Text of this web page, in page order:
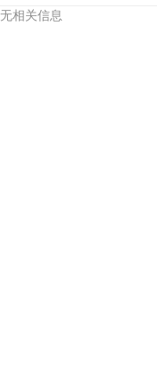
无相关信息